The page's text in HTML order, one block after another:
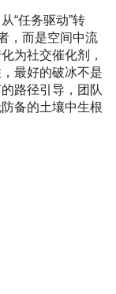
“任务驱动”转
，而是空间中流
为社交催化剂，
最好的破冰不是
路径引导，团队
备的土壤中生根